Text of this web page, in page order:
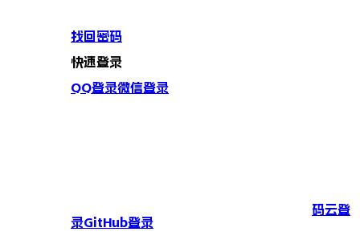
找回密码
快速登录
QQ登录微信登录
码云登
录GitHub登录